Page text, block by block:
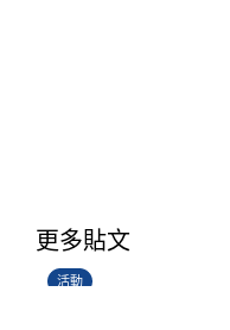
更多貼文
活動
28/06/2026